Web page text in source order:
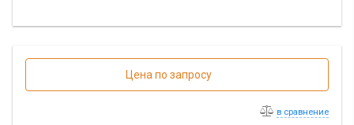
Цена по запросу
в сравнение